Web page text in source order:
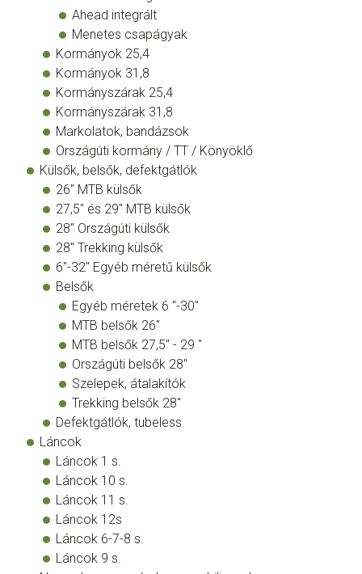
Ahead integrált
Menetes csapágyak
Kormányok 25,4
Kormányok 31,8
Kormányszárak 25,4
Kormányszárak 31,8
Markolatok, bandázsok
Országúti kormány / TT / Könyöklő
Külsők, belsők, defektgátlók
26" MTB külsők
27,5" és 29" MTB külsők
28" Országúti külsők
28" Trekking külsők
6"-32" Egyéb méretű külsők
Belsők
Egyéb méretek 6 "-30"
MTB belsők 26"
MTB belsők 27,5" - 29 "
Országúti belsők 28"
Szelepek, átalakítók
Trekking belsők 28"
Defektgátlók, tubeless
Láncok
Láncok 1 s.
Láncok 10 s.
Láncok 11 s.
Láncok 12s
Láncok 6-7-8 s.
Láncok 9 s.